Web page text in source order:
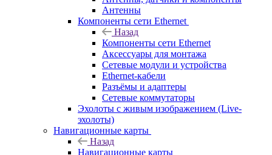
Антенны
Компоненты сети Ethernet
Назад
Компоненты сети Ethernet
Аксессуары для монтажа
Сетевые модули и устройства
Ethernet-кабели
Разъёмы и адаптеры
Сетевые коммутаторы
Эхолоты с живым изображением (Live-
эхолоты)
Навигационные карты
Назад
Навигационные карты